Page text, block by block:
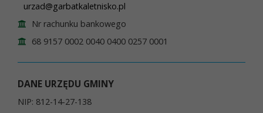
urzad@garbatkaletnisko.pl
Nr rachunku bankowego
68 9157 0002 0040 0400 0257 0001
DANE URZĘDU GMINY
NIP: 812-14-27-138